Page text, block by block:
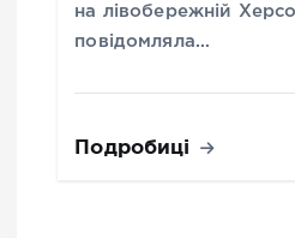
на лівобережній
повідомляла…
Подробиці